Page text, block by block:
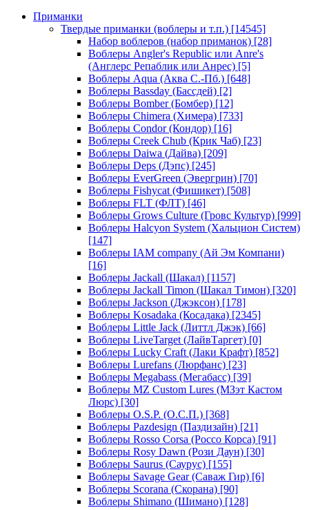
Приманки
Твердые приманки (воблеры и т.п.) [14545]
Набор воблеров (набор приманок) [28]
Воблеры Angler's Republic или Anre's
(Англерс Репаблик или Анрес) [5]
Воблеры Aqua (Аква С.-Пб.) [648]
Воблеры Bassday (Бассдей) [2]
Воблеры Bomber (Бомбер) [12]
Воблеры Chimera (Химера) [733]
Воблеры Condor (Кондор) [16]
Воблеры Creek Chub (Крик Чаб) [23]
Воблеры Daiwa (Дайва) [209]
Воблеры Deps (Дэпс) [245]
Воблеры EverGreen (Эвергрин) [70]
Воблеры Fishycat (Фишикет) [508]
Воблеры FLT (ФЛТ) [46]
Воблеры Grows Culture (Гровс Культур) [999]
Воблеры Halcyon System (Хальцион Систем)
[147]
Воблеры IAM company (Ай Эм Компани)
[16]
Воблеры Jackall (Шакал) [1157]
Воблеры Jackall Timon (Шакал Тимон) [320]
Воблеры Jackson (Джэксон) [178]
Воблеры Kosadaka (Косадака) [2345]
Воблеры Little Jack (Литтл Джэк) [66]
Воблеры LiveTarget (ЛайвТаргет) [0]
Воблеры Lucky Craft (Лаки Крафт) [852]
Воблеры Lurefans (Люрфанс) [23]
Воблеры Megabass (Мегабасс) [39]
Воблеры MZ Custom Lures (МЗэт Кастом
Люрс) [30]
Воблеры O.S.P. (О.С.П.) [368]
Воблеры Pazdesign (Паздизайн) [21]
Воблеры Rosso Corsa (Россо Корса) [91]
Воблеры Rosy Dawn (Рози Даун) [30]
Воблеры Saurus (Саурус) [155]
Воблеры Savage Gear (Саваж Гир) [6]
Воблеры Scorana (Скорана) [90]
Воблеры Shimano (Шимано) [128]